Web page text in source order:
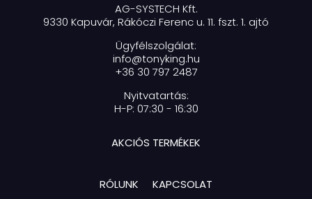
AG-SYSTECH Kft.
9330 Kapuvár, Rákóczi Ferenc u. 11. fszt. 1. ajtó
Ügyfélszolgálat:
info@tonyking.hu
+36 30 797 2487
Nyitvatartás:
H-P: 07:30 - 16:30
AKCIÓS TERMÉKEK
RÓLUNK KAPCSOLAT